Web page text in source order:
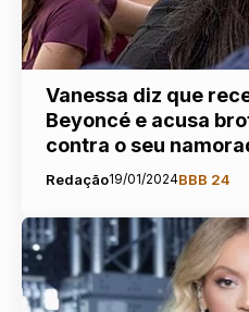
Vanessa diz que
Beyoncé e acusa
contra o seu
Redação19/01/2024BBB 24